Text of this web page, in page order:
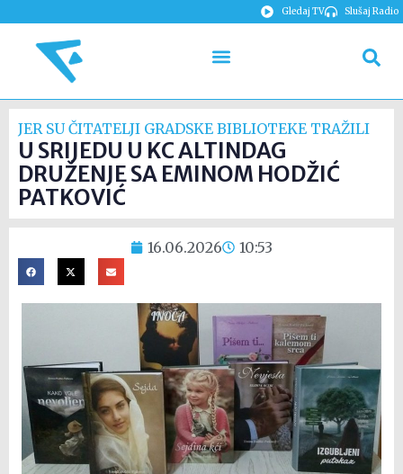
Gledaj TV Slušaj Radio
JER SU ČITATELJI GRADSKE BIBLIOTEKE TRAŽILI
U SRIJEDU U KC ALTINDAG
DRUŽENJE SA EMINOM HODŽIĆ
PATKOVIĆ
16.06.2026 10:53